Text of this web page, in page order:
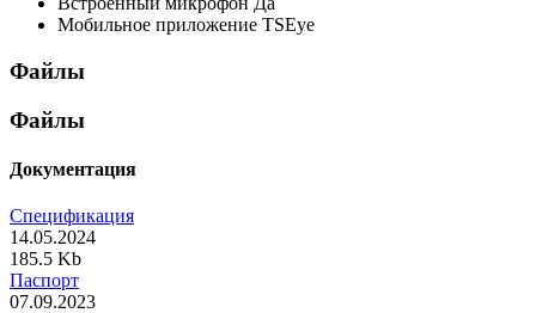
Мобильное приложение TSEye
Файлы
Файлы
Документация
Спецификация
14.05.2024
185.5 Kb
Паспорт
07.09.2023